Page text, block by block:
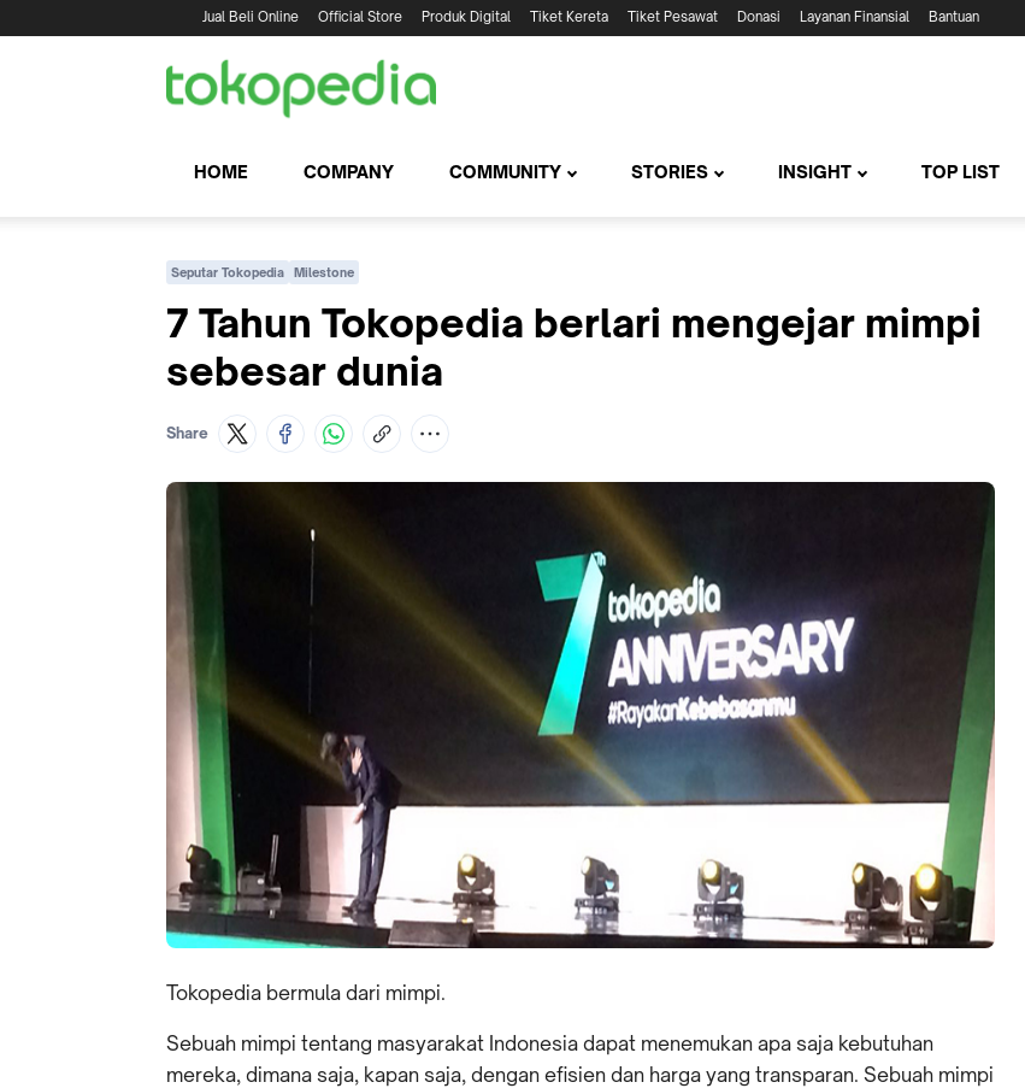
Jual Beli Online Official Store Produk Digital Tiket Kereta Tiket Pesawat Donasi Layanan Finansial Bantuan
HOME COMPANY COMMUNITY STORIES INSIGHT TOP LIST
Seputar Tokopedia Milestone
7 Tahun Tokopedia berlari mengejar mimpi
sebesar dunia
Share
Tokopedia bermula dari mimpi.
Sebuah mimpi tentang masyarakat Indonesia dapat menemukan apa saja kebutuhan
mereka, dimana saja, kapan saja, dengan efisien dan harga yang transparan. Sebuah mimpi